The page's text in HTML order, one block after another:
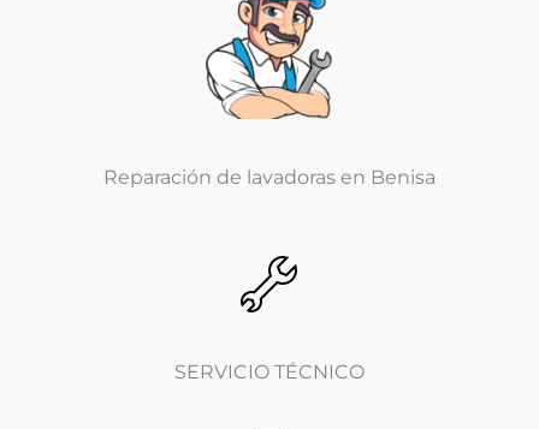
Reparación de lavadoras en Benisa
SERVICIO TÉCNICO